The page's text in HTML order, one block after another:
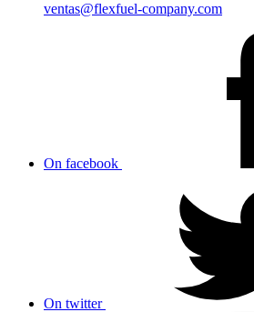
ventas@flexfuel-company.com
On facebook
On twitter